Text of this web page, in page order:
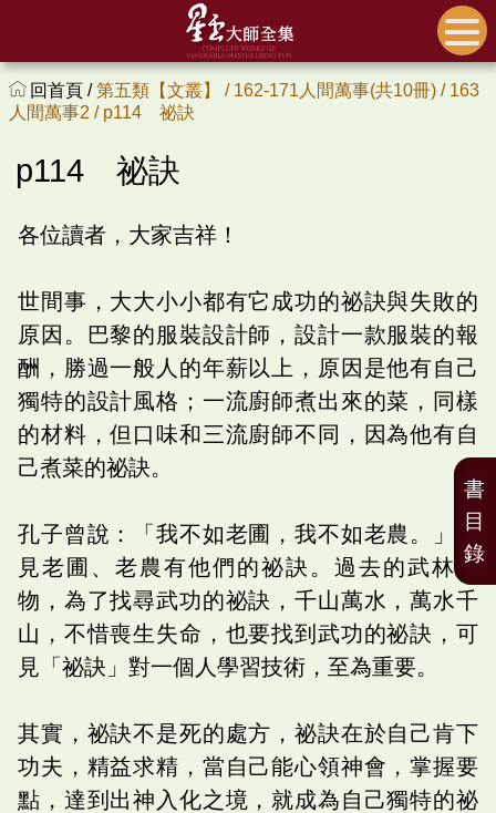
回首頁 /第五類【文叢】 / 162-171人間萬事(共10冊) / 163
人間萬事2 / p114 祕訣
p114 祕訣
各位讀者，大家吉祥！
世間事，大大小小都有它成功的祕訣與失敗的
原因。巴黎的服裝設計師，設計一款服裝的報
酬，勝過一般人的年薪以上，原因是他有自己
獨特的設計風格；一流廚師煮出來的菜，同樣
的材料，但口味和三流廚師不同，因為他有自
己煮菜的祕訣。
孔子曾說：「我不如老圃，我不如老農。」可
見老圃、老農有他們的祕訣。過去的武林人
物，為了找尋武功的祕訣，千山萬水，萬水千
山，不惜喪生失命，也要找到武功的祕訣，可
見「祕訣」對一個人學習技術，至為重要。
其實，祕訣不是死的處方，祕訣在於自己肯下
功夫，精益求精，當自己能心領神會，掌握要
點，達到出神入化之境，就成為自己獨特的祕
書
目
錄